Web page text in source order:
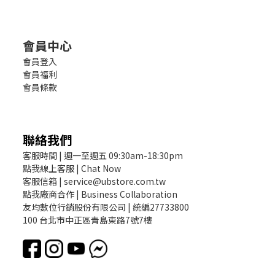
會員中心
會員登入
會員福利
會員條款
聯絡我們
客服時間 | 週一至週五 09:30am-18:30pm
點我線上客服 | Chat Now
客服信箱 | service@ubstore.com.tw
點我廠商合作 | Business Collaboration
友均數位行銷股份有限公司 | 統編27733800
100 台北市中正區青島東路7號7樓